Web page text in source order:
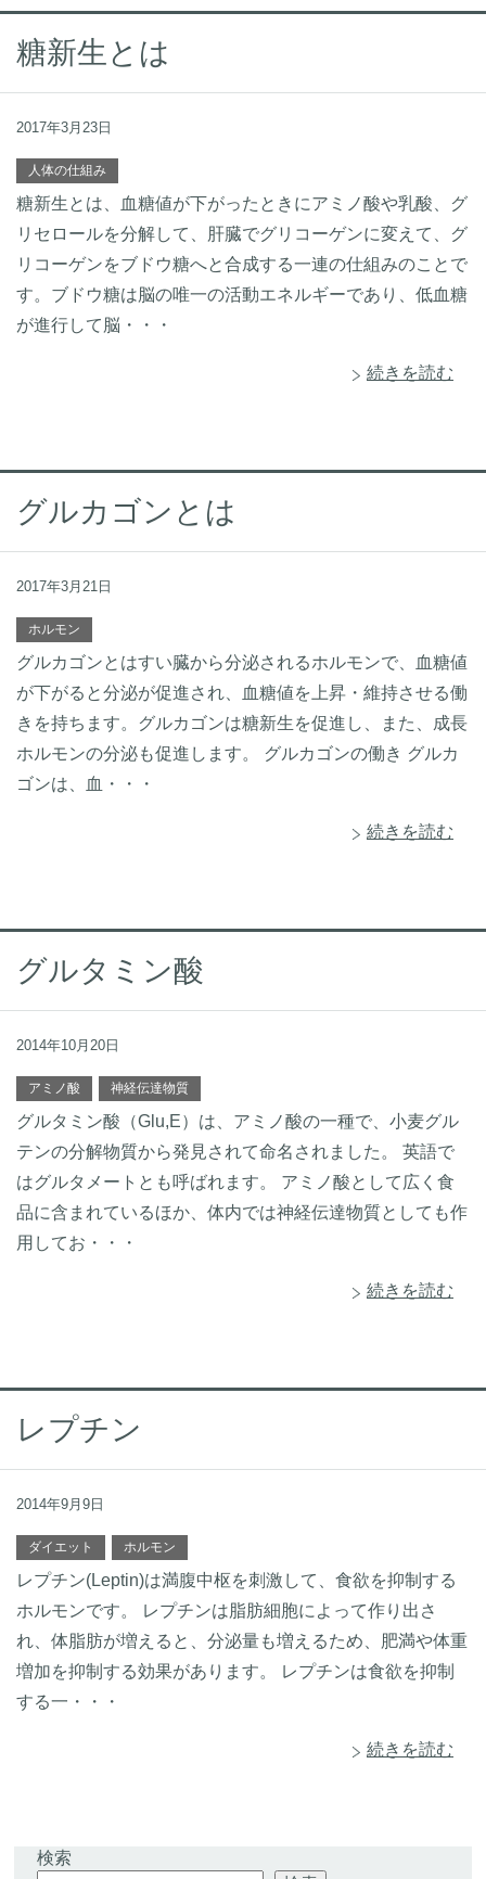
糖新生とは
2017年3月23日
人体の仕組み
糖新生とは、血糖値が下がったときにアミノ酸や乳酸、グ
リセロールを分解して、肝臓でグリコーゲンに変えて、グ
リコーゲンをブドウ糖へと合成する一連の仕組みのことで
す。ブドウ糖は脳の唯一の活動エネルギーであり、低血糖
が進行して脳・・・
続きを読む
グルカゴンとは
2017年3月21日
ホルモン
グルカゴンとはすい臓から分泌されるホルモンで、血糖値
が下がると分泌が促進され、血糖値を上昇・維持させる働
きを持ちます。グルカゴンは糖新生を促進し、また、成長
ホルモンの分泌も促進します。 グルカゴンの働き グルカ
ゴンは、血・・・
続きを読む
グルタミン酸
2014年10月20日
アミノ酸 神経伝達物質
グルタミン酸（Glu,E）は、アミノ酸の一種で、小麦グル
テンの分解物質から発見されて命名されました。 英語で
はグルタメートとも呼ばれます。 アミノ酸として広く食
品に含まれているほか、体内では神経伝達物質としても作
用してお・・・
続きを読む
レプチン
2014年9月9日
ダイエット ホルモン
レプチン(Leptin)は満腹中枢を刺激して、食欲を抑制する
ホルモンです。 レプチンは脂肪細胞によって作り出さ
れ、体脂肪が増えると、分泌量も増えるため、肥満や体重
増加を抑制する効果があります。 レプチンは食欲を抑制
する一・・・
続きを読む
検索